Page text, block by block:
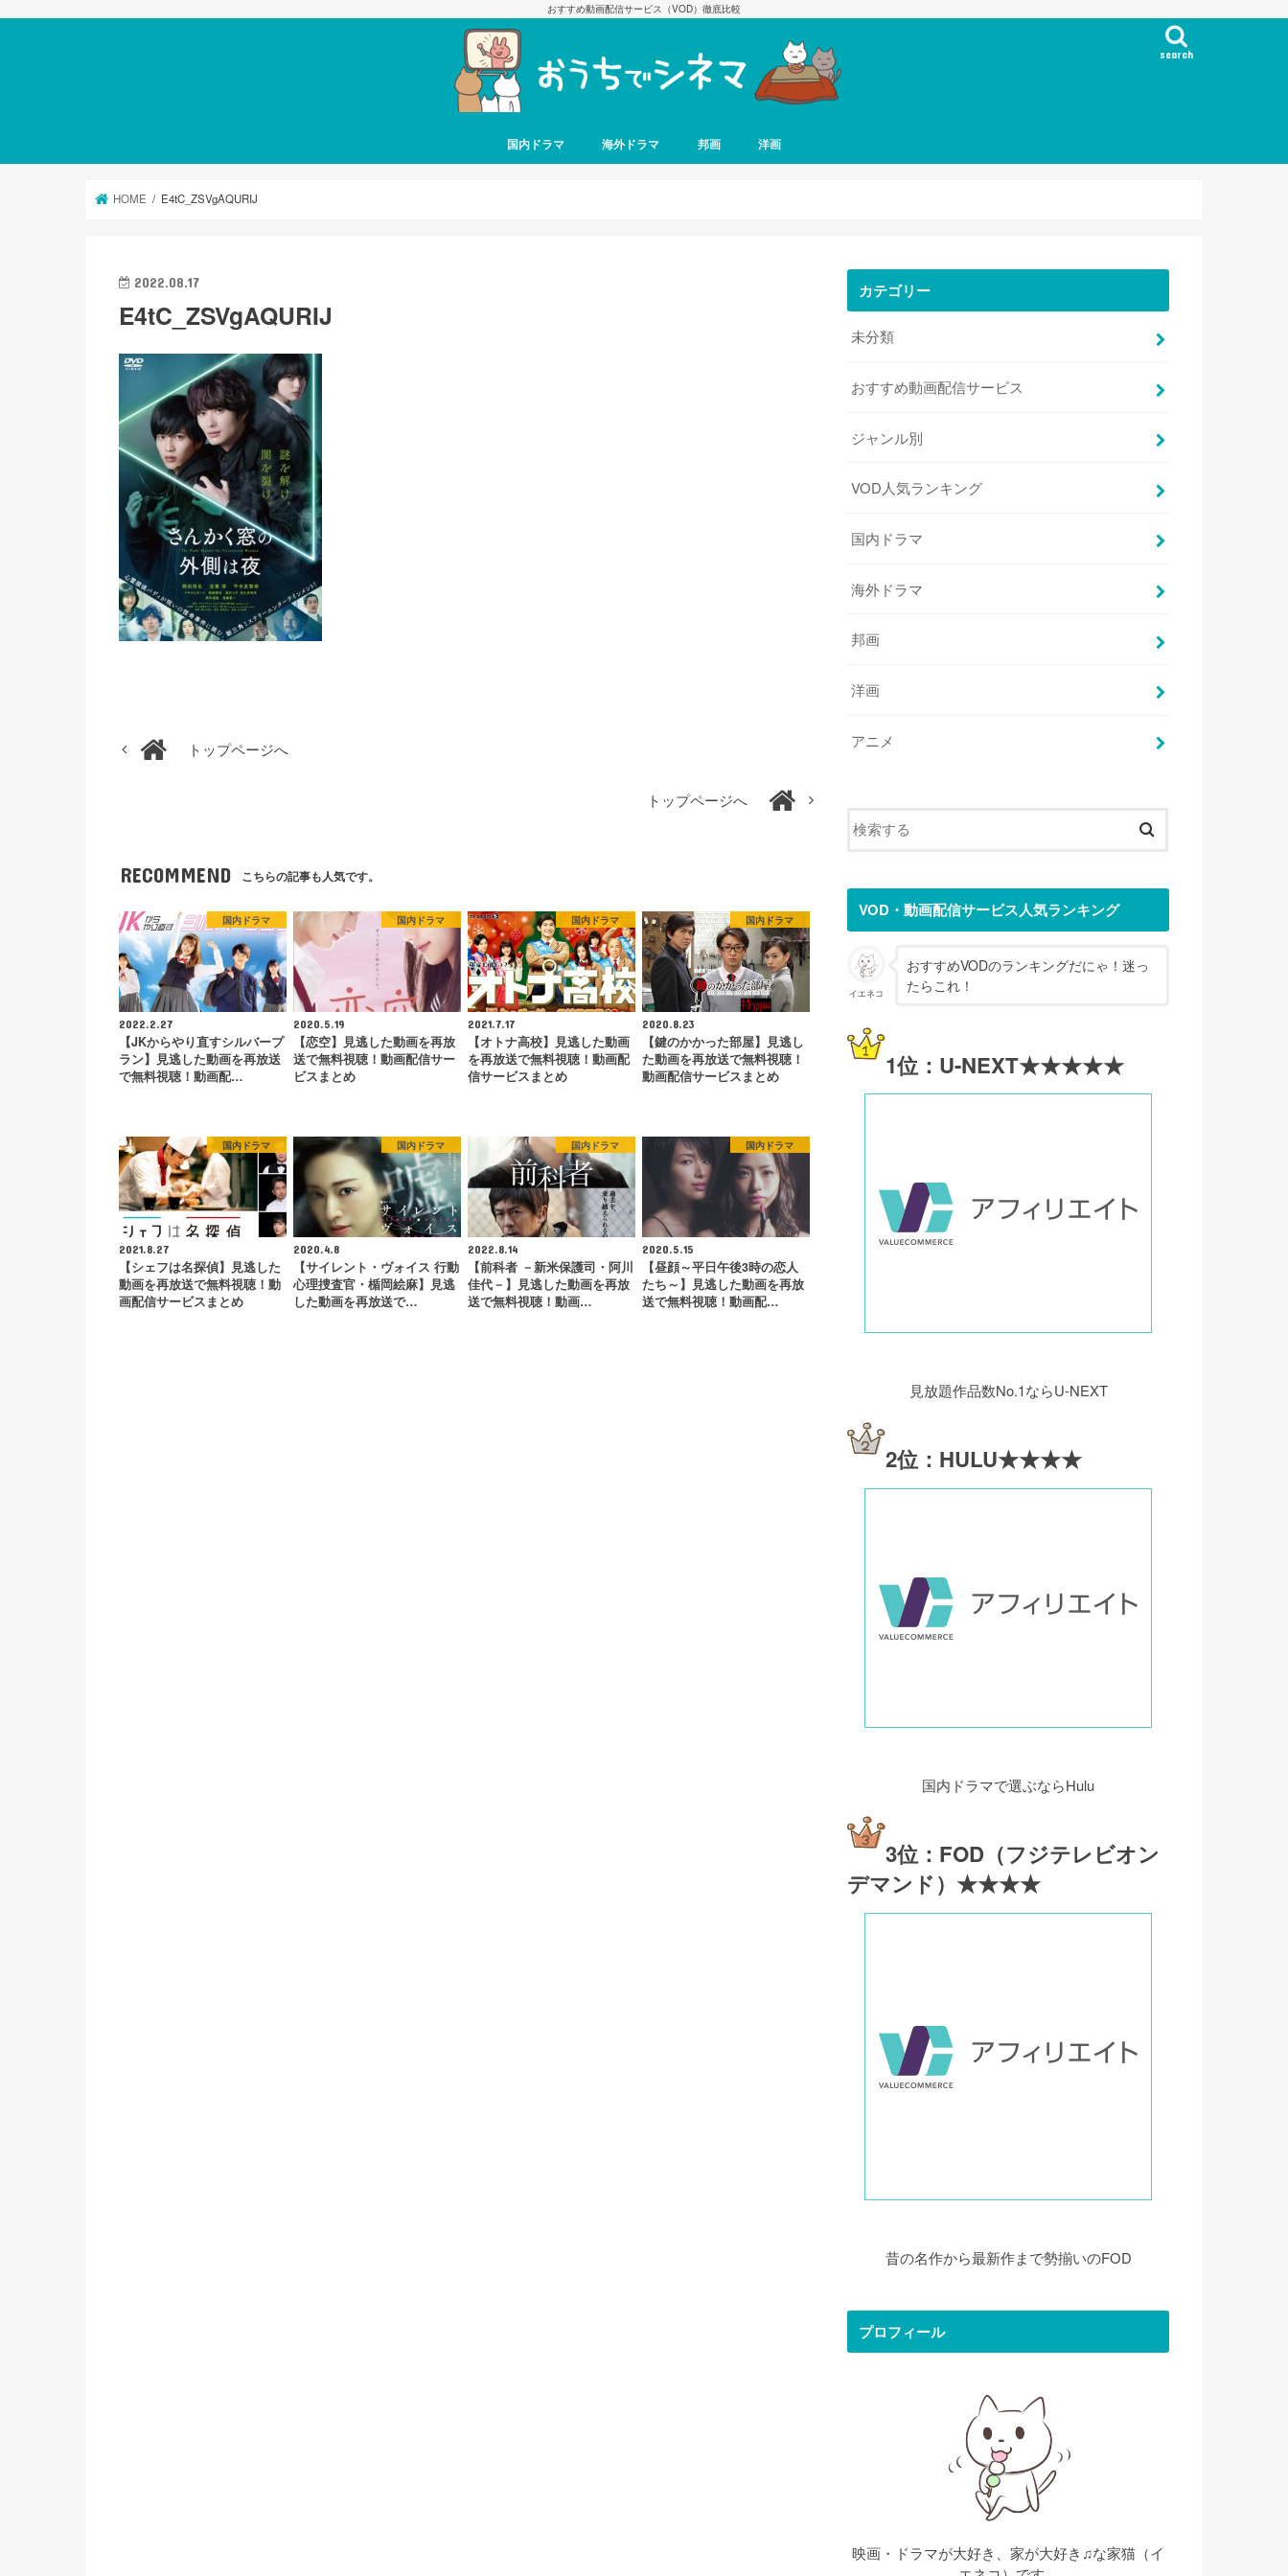
おすすめ動画配信サービス（VOD）徹底比較
search
国内ドラマ 海外ドラマ 邦画 洋画
HOME E4tC_ZSVgAQURIJ
2022.08.17
E4tC_ZSVgAQURIJ
トップページへ
トップページへ
RECOMMEND こちらの記事も人気です。
国内ドラマ
2022.2.27
【JKからやり直すシルバープ
ラン】見逃した動画を再放送
で無料視聴！動画配…
国内ドラマ
2020.5.19
【恋空】見逃した動画を再放
送で無料視聴！動画配信サー
ビスまとめ
国内ドラマ
2021.7.17
【オトナ高校】見逃した動画
を再放送で無料視聴！動画配
信サービスまとめ
国内ドラマ
2020.8.23
【鍵のかかった部屋】見逃し
た動画を再放送で無料視聴！
動画配信サービスまとめ
国内ドラマ
2021.8.27
【シェフは名探偵】見逃した
動画を再放送で無料視聴！動
画配信サービスまとめ
国内ドラマ
2020.4.8
【サイレント・ヴォイス 行動
心理捜査官・楯岡絵麻】見逃
した動画を再放送で…
国内ドラマ
2022.8.14
【前科者 －新米保護司・阿川
佳代－】見逃した動画を再放
送で無料視聴！動画…
国内ドラマ
2020.5.15
【昼顔～平日午後3時の恋人
たち～】見逃した動画を再放
送で無料視聴！動画配…
カテゴリー
未分類
おすすめ動画配信サービス
ジャンル別
VOD人気ランキング
国内ドラマ
海外ドラマ
邦画
洋画
アニメ
VOD・動画配信サービス人気ランキング
イエネコ
おすすめVODのランキングだにゃ！迷っ
たらこれ！
1位：U-NEXT★★★★★
見放題作品数No.1ならU-NEXT
2位：HULU★★★★
国内ドラマで選ぶならHulu
3位：FOD（フジテレビオン
デマンド）★★★★
昔の名作から最新作まで勢揃いのFOD
プロフィール
映画・ドラマが大好き、家が大好き♫な家猫（イ